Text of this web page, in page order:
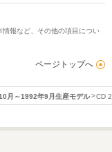
報など、その他の項目につい
ページトップへ
月～1992年9月生産モデル CD